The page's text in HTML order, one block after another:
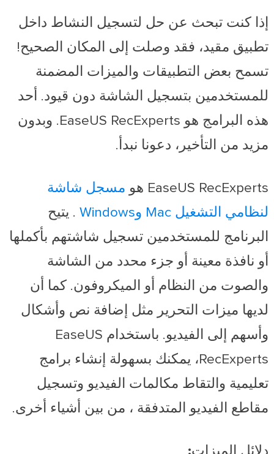
إذا كنت تبحث عن حل لتسجيل النشاط داخل
تطبيق مقيد، فقد وصلت إلى المكان الصحيح!
تسمح بعض التطبيقات والميزات المضمنة
للمستخدمين بتسجيل الشاشة دون قيود. أحد
هذه البرامج هو EaseUS RecExperts. وبدون
مزيد من التأخير، دعونا نبدأ.
EaseUS RecExperts هو
مسجل شاشة
لنظامي التشغيل Mac وWindows
. يتيح
البرنامج للمستخدمين تسجيل شاشتهم بأكملها
أو نافذة معينة أو جزء محدد من الشاشة
والصوت من النظام أو الميكروفون. كما أن
لديها ميزات التحرير مثل إضافة نص وأشكال
وأسهم إلى الفيديو. باستخدام EaseUS
RecExperts، يمكنك بسهولة إنشاء برامج
تعليمية والتقاط مكالمات الفيديو وتسجيل
مقاطع الفيديو المتدفقة ، من بين أشياء أخرى.
دلائل الميزات: